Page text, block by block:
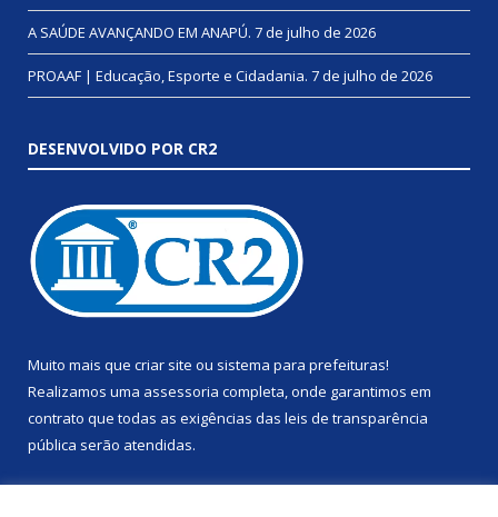
A SAÚDE AVANÇANDO EM ANAPÚ. 7 de julho de 2026
PROAAF | Educação, Esporte e Cidadania. 7 de julho de 2026
DESENVOLVIDO POR CR2
Muito mais que criar site ou sistema para prefeituras!
Realizamos uma assessoria completa, onde garantimos em
contrato que todas as exigências das leis de transparência
pública serão atendidas.